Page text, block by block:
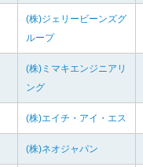
(株)ジェリービーンズグ
ループ
(株)ミマキエンジニアリ
ング
(株)エイチ・アイ・エス
(株)ネオジャパン